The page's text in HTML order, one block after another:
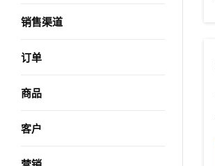
销售渠道
订单
商品
客户